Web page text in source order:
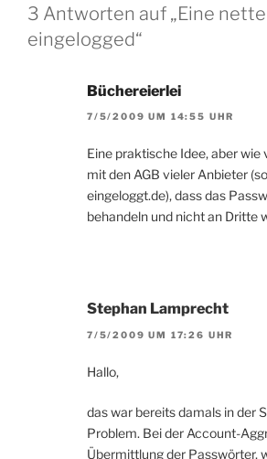
3 Antworten auf „Eine
eingelogged“
Büchereierlei
7/5/2009 UM 14:55 UHR
Eine praktische Idee, aber wie
mit den AGB vieler Anbieter
eingeloggt.de), dass das
behandeln und nicht an Dritte
Stephan Lamprecht
7/5/2009 UM 17:26 UHR
Hallo,
das war bereits damals in der
Problem. Bei der Account-
Übermittlung der Passwörter,